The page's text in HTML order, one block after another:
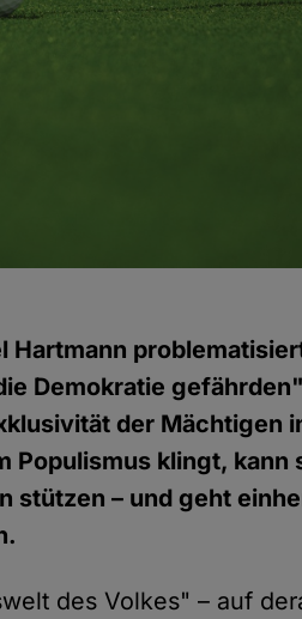
Hartmann
Demokratie
der Mächtigen
Populismus klingt, kann
stützen – und geht
des Volkes" – auf